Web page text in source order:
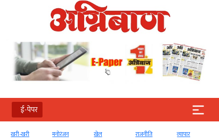
ई-पेपर
खरी-खरी मनोरंजन खेल राजनीति व्‍यापार